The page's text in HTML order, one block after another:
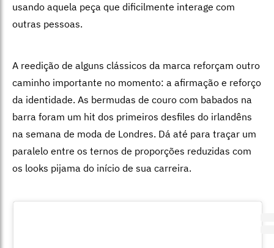
usando aquela peça que dificilmente interage com
outras pessoas.
A reedição de alguns clássicos da marca reforçam outro
caminho importante no momento: a afirmação e reforço
da identidade. As bermudas de couro com babados na
barra foram um hit dos primeiros desfiles do irlandêns
na semana de moda de Londres. Dá até para traçar um
paralelo entre os ternos de proporções reduzidas com
os looks pijama do início de sua carreira.